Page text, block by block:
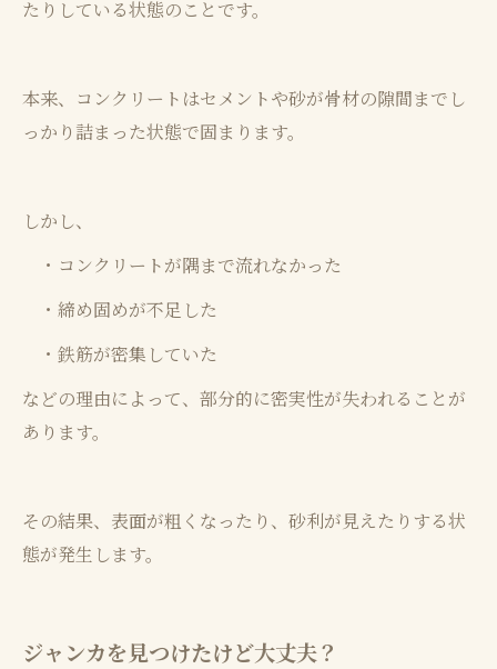
たりしている状態のことです。
本来、コンクリートはセメントや砂が骨材の隙間までし
っかり詰まった状態で固まります。
しかし、
・コンクリートが隅まで流れなかった
・締め固めが不足した
・鉄筋が密集していた
などの理由によって、部分的に密実性が失われることが
あります。
その結果、表面が粗くなったり、砂利が見えたりする状
態が発生します。
ジャンカを見つけたけど大丈夫？